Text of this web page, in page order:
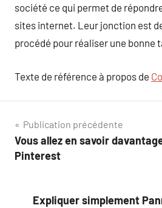
société ce qui permet de
sites internet. Leur jonction est
procédé pour réaliser une bonne
Texte de référence à propos de
Navigation
de
Publication précédente
Vous allez en savoir
Pinterest
Expliquer simplement